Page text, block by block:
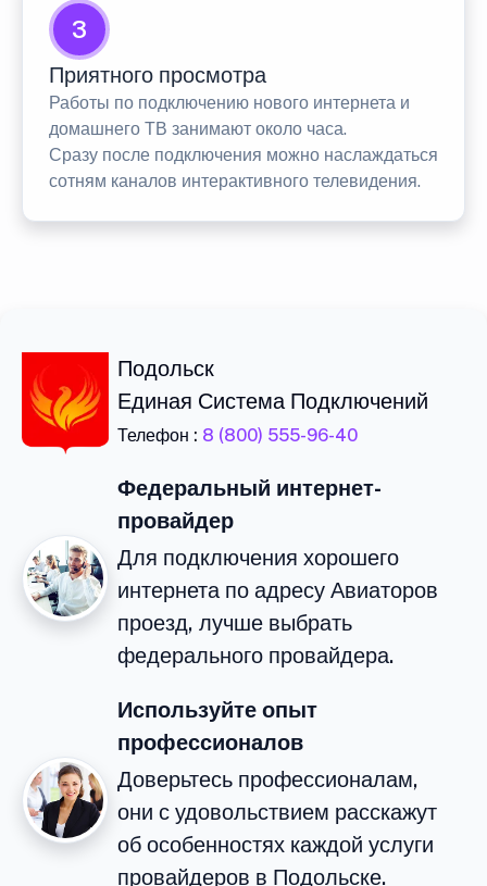
3
Приятного просмотра
Работы по подключению нового интернета и
домашнего ТВ занимают около часа.
Сразу после подключения можно наслаждаться
сотням каналов интерактивного телевидения.
Подольск
Единая Система Подключений
Телефон : 8 (800) 555-96-40
Федеральный интернет-
провайдер
Для подключения хорошего
интернета по адресу Авиаторов
проезд, лучше выбрать
федерального провайдера.
Используйте опыт
профессионалов
Доверьтесь профессионалам,
они с удовольствием расскажут
об особенностях каждой услуги
провайдеров в Подольске.